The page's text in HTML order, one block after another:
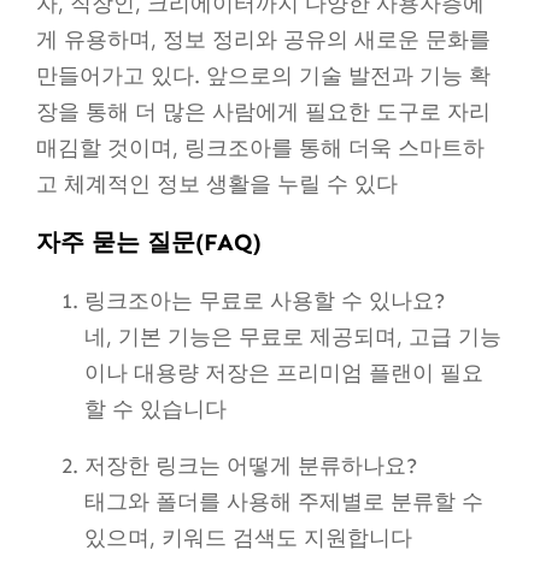
게 유용하며, 정보 정리와 공유의 새로운 문화를
만들어가고 있다. 앞으로의 기술 발전과 기능 확
장을 통해 더 많은 사람에게 필요한 도구로 자리
매김할 것이며, 링크조아를 통해 더욱 스마트하
고 체계적인 정보 생활을 누릴 수 있다
자주 묻는 질문(FAQ)
링크조아는 무료로 사용할 수 있나요?
네, 기본 기능은 무료로 제공되며, 고급 기능
이나 대용량 저장은 프리미엄 플랜이 필요
할 수 있습니다
저장한 링크는 어떻게 분류하나요?
태그와 폴더를 사용해 주제별로 분류할 수
있으며, 키워드 검색도 지원합니다